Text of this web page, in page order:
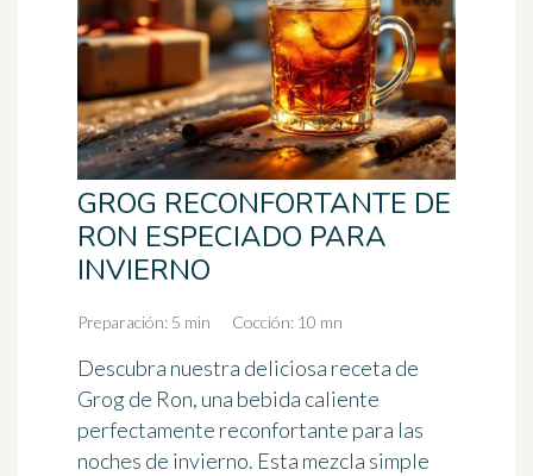
GROG RECONFORTANTE DE
RON ESPECIADO PARA
INVIERNO
Preparación: 5 min Cocción: 10 mn
Descubra nuestra deliciosa receta de
Grog de Ron, una bebida caliente
perfectamente reconfortante para las
noches de invierno. Esta mezcla simple